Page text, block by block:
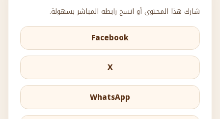
شارك هذا المحتوى أو انسخ رابطه المباشر بسهولة.
Facebook
X
WhatsApp